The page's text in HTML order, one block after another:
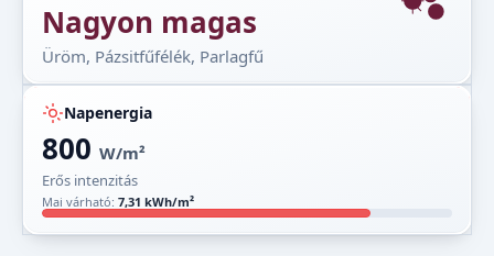
Nagyon magas
Üröm, Pázsitfűfélék, Parlagfű
Napenergia
800 W/m²
Erős intenzitás
Mai várható: 7,31 kWh/m²